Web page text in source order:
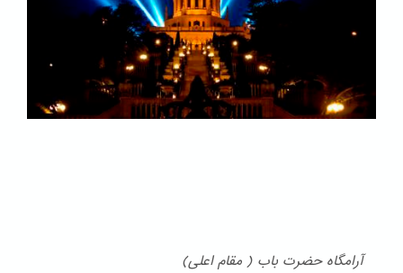
آرامگاه حضرت باب ( مقام اعلی)